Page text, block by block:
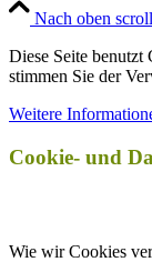
Nach oben
Diese Seite
stimmen Sie der
Weitere
Cookie- und
Wie wir Cookies